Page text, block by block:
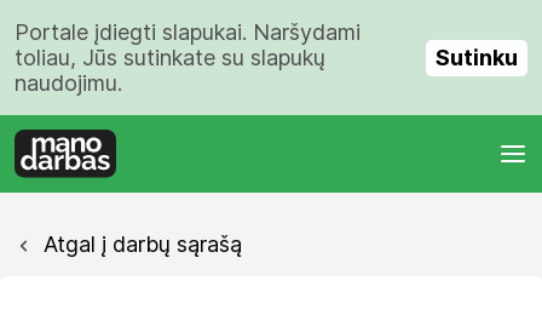
Portale įdiegti slapukai. Naršydami
toliau, Jūs sutinkate su slapukų
naudojimu.
Sutinku
Atgal į darbų sąrašą